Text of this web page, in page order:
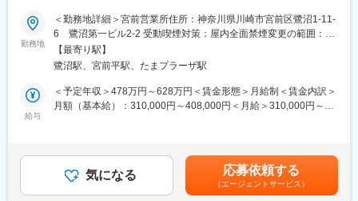
・DX：業務プロセスの改善により、生産性を向上し、働きやすい
環境の実現
・ビジネスモデルの変革：10万人のご利用者様のデータを蓄積
し、予防や予知へサービス展開
確化、年4回の昇給など)
また、男性も3割以上の方が育休を取得しており、お休みが取りや
すい環境です。
を計画しています。＞
■業務内容：【変更の範囲：会社の定める業務】
・居宅介護支援事業者等に福祉用具のレンタル・販売の営業
・利用者に最適な用具の選定、納品、相談対応
・商材は、介護ベッド関連用具、移動関連用具（車いす、歩行器
など）、入浴関連用品、排泄関連用品生活関連用品
営業先はケアマネジャーとなり、ケアマネジャーからの紹介で一
般ユーザー（個人の方々）への福祉用具の選定・相談を行いま
勤務地
＜勤務地詳細＞宮前営業所住所：神奈川県川崎市宮前区鷺沼1-11-
6 鷺沼第一ビル2-2 受動喫煙対策：屋内全面禁煙変更の範囲：会
社の定める事業所（リモートワーク含む）
【最寄り駅】
鷺沼駅、宮前平駅、たまプラーザ駅
給与
＜予定年収＞478万円～628万円＜賃金形態＞月給制＜賃金内訳＞
月額（基本給）：310,000円～408,000円＜月給＞310,000円～
までも目安の金額であり、選考を通じて上下する可能性がありま
す。月給(月額)は固定手当を含めた表記です。
気になる 応募依頼する
（エージェントサービス）